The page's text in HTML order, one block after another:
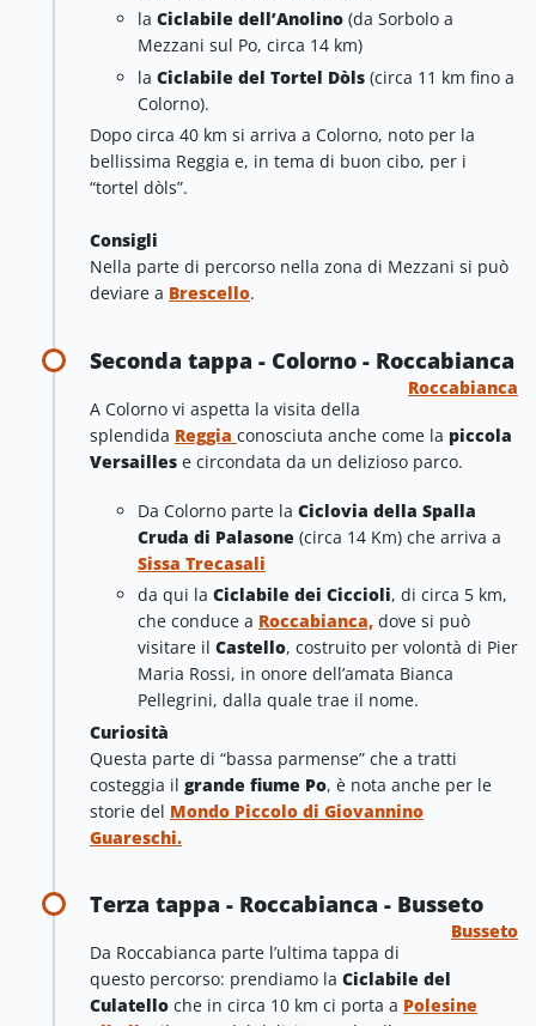
la Ciclabile dell’Anolino (da Sorbolo a
Mezzani sul Po, circa 14 km)
la Ciclabile del Tortel Dòls (circa 11 km fino a
Colorno).
Dopo circa 40 km si arriva a Colorno, noto per la
bellissima Reggia e, in tema di buon cibo, per i
“tortel dòls”.
Consigli
Nella parte di percorso nella zona di Mezzani si può
deviare a Brescello.
Seconda tappa - Colorno - Roccabianca
Roccabianca
A Colorno vi aspetta la visita della
splendida Reggia conosciuta anche come la piccola
Versailles e circondata da un delizioso parco.
Da Colorno parte la Ciclovia della Spalla
Cruda di Palasone (circa 14 Km) che arriva a
Sissa Trecasali
da qui la Ciclabile dei Ciccioli, di circa 5 km,
che conduce a Roccabianca, dove si può
visitare il Castello, costruito per volontà di Pier
Maria Rossi, in onore dell’amata Bianca
Pellegrini, dalla quale trae il nome.
Curiosità
Questa parte di “bassa parmense” che a tratti
costeggia il grande fiume Po, è nota anche per le
storie del Mondo Piccolo di Giovannino
Guareschi.
Terza tappa - Roccabianca - Busseto
Busseto
Da Roccabianca parte l’ultima tappa di
questo percorso: prendiamo la Ciclabile del
Culatello che in circa 10 km ci porta a Polesine